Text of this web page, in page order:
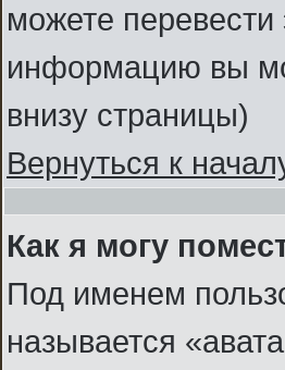
можете
информацию вы
внизу страницы)
Вернуться к
Как я могу
Под именем
называется